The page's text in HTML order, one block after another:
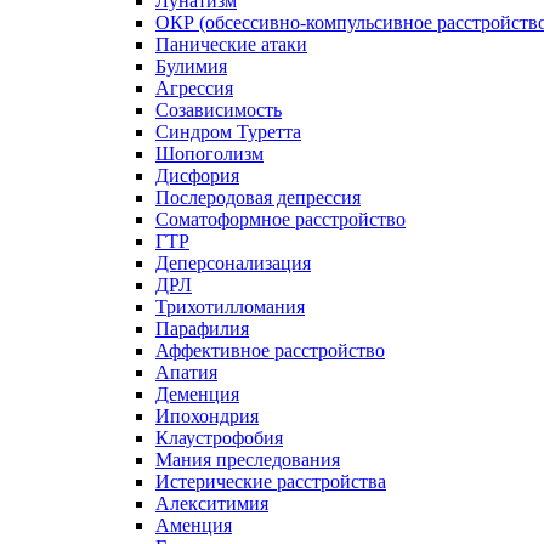
ОКР (обсессивно-компульсивное
Панические атаки
Булимия
Агрессия
Созависимость
Синдром Туретта
Шопоголизм
Дисфория
Послеродовая депрессия
Соматоформное расстройство
ГТР
Деперсонализация
ДРЛ
Трихотилломания
Парафилия
Аффективное расстройство
Апатия
Деменция
Ипохондрия
Клаустрофобия
Мания преследования
Истерические расстройства
Алекситимия
Аменция